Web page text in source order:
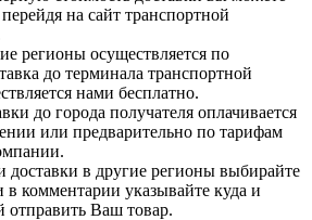
на сайт транспортной
регионы осуществляется по
до терминала транспортной
нами бесплатно.
до города получателя оплачивается
или предварительно по тарифам
в другие регионы выбирайте
указывайте куда и
отправить Ваш товар.